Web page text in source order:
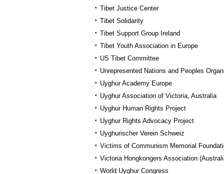
Tibet Justice Center
Tibet Solidarity
Tibet Support Group Ireland
Tibet Youth Association in Europe
US Tibet Committee
Unrepresented Nations and Peoples
Uyghur Academy Europe
Uyghur Association of Victoria, Australia
Uyghur Human Rights Project
Uyghur Rights Advocacy Project
Uyghurischer Verein Schweiz
Victims of Communism Memorial
Victoria Hongkongers Association
World Uyghur Congress